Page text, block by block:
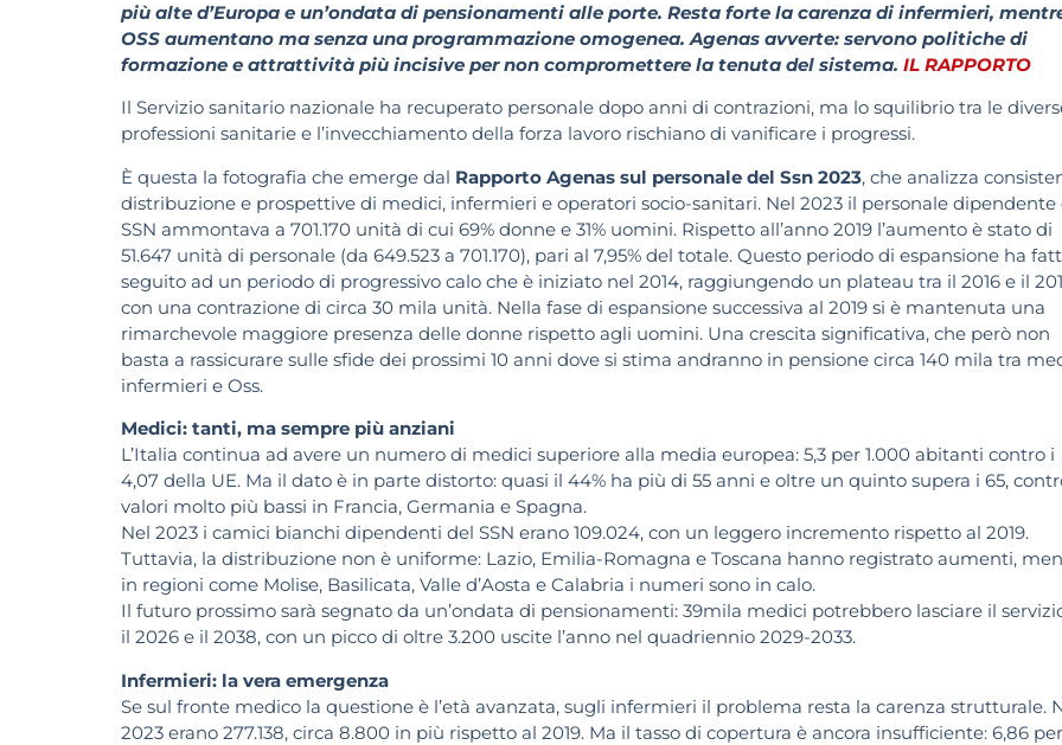
più alte d’Europa e un’ondata di pensionamenti alle porte. Resta forte la carenza di infermieri,
OSS aumentano ma senza una programmazione omogenea. Agenas avverte: servono politiche di
formazione e attrattività più incisive per non compromettere la tenuta del sistema. IL RAPPORTO
Il Servizio sanitario nazionale ha recuperato personale dopo anni di contrazioni, ma lo squilibrio tra le
professioni sanitarie e l’invecchiamento della forza lavoro rischiano di vanificare i progressi.
È questa la fotografia che emerge dal Rapporto Agenas sul personale del Ssn 2023, che analizza
distribuzione e prospettive di medici, infermieri e operatori socio-sanitari. Nel 2023 il personale dipendente
SSN ammontava a 701.170 unità di cui 69% donne e 31% uomini. Rispetto all’anno 2019 l’aumento è stato di
51.647 unità di personale (da 649.523 a 701.170), pari al 7,95% del totale. Questo periodo di espansione ha
seguito ad un periodo di progressivo calo che è iniziato nel 2014, raggiungendo un plateau tra il 2016 e il
con una contrazione di circa 30 mila unità. Nella fase di espansione successiva al 2019 si è mantenuta una
rimarchevole maggiore presenza delle donne rispetto agli uomini. Una crescita significativa, che però non
basta a rassicurare sulle sfide dei prossimi 10 anni dove si stima andranno in pensione circa 140 mila tra
infermieri e Oss.
Medici: tanti, ma sempre più anziani
L’Italia continua ad avere un numero di medici superiore alla media europea: 5,3 per 1.000 abitanti contro i
4,07 della UE. Ma il dato è in parte distorto: quasi il 44% ha più di 55 anni e oltre un quinto supera i 65,
valori molto più bassi in Francia, Germania e Spagna.
Nel 2023 i camici bianchi dipendenti del SSN erano 109.024, con un leggero incremento rispetto al 2019.
Tuttavia, la distribuzione non è uniforme: Lazio, Emilia-Romagna e Toscana hanno registrato aumenti,
in regioni come Molise, Basilicata, Valle d’Aosta e Calabria i numeri sono in calo.
Il futuro prossimo sarà segnato da un’ondata di pensionamenti: 39mila medici potrebbero lasciare il
il 2026 e il 2038, con un picco di oltre 3.200 uscite l’anno nel quadriennio 2029-2033.
Infermieri: la vera emergenza
Se sul fronte medico la questione è l’età avanzata, sugli infermieri il problema resta la carenza strutturale.
2023 erano 277.138, circa 8.800 in più rispetto al 2019. Ma il tasso di copertura è ancora insufficiente: 6,86 per